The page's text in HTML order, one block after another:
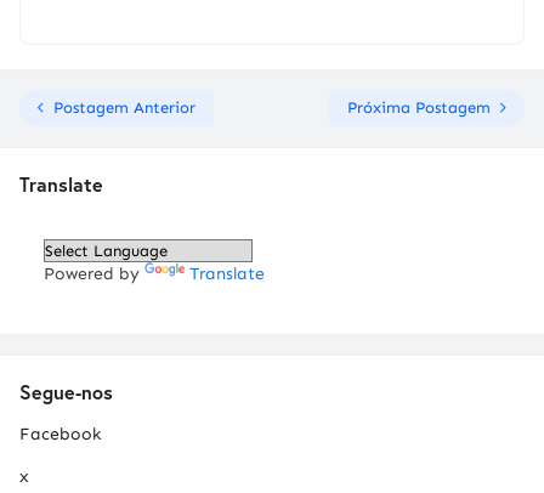
Postagem Anterior Próxima Postagem
Translate
Powered by Translate
Segue-nos
Facebook
x